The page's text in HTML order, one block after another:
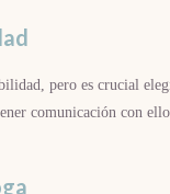
pero es crucial
comunicación con